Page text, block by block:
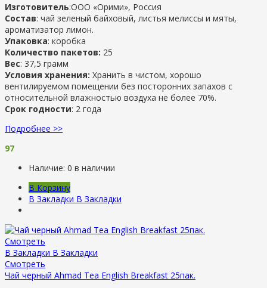
Изготовитель:ООО «Орими», Россия
Состав: чай зеленый байховый, листья мелиссы и мяты,
ароматизатор лимон.
Упаковка: коробка
Количество пакетов: 25
Вес: 37,5 грамм
Условия хранения: Хранить в чистом, хорошо
вентилируемом помещении без посторонних запахов с
относительной влажностью воздуха не более 70%.
Срок годности: 2 года
Подробнее >>
97
Наличие: 0 в наличии
В Корзину
В Закладки В Закладки
Смотреть
В Закладки В Закладки
Смотреть
Чай черный Ahmad Tea English Breakfast 25пак.